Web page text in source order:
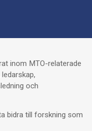
inom MTO-relaterade
och
bidra till forskning som